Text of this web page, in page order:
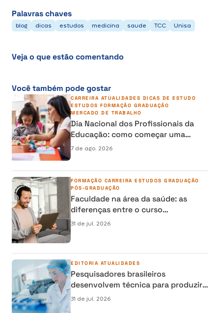
Palavras chaves
blog dicas estudos medicina saude TCC Unisa
Veja o que estão comentando
Você também pode gostar
CARREIRA ATUALIDADES DICAS DE ESTUDO
ESTUDOS FORMAÇÃO GRADUAÇÃO
MERCADO DE TRABALHO
Dia Nacional dos Profissionais da
Educação: como começar uma
carreira na área da Educação
7 de ago. 2026
FORMAÇÃO CARREIRA ESTUDOS GRADUAÇÃO
PÓS-GRADUAÇÃO
Faculdade na área da saúde: as
diferenças entre o curso
semipresencial, presencial e EAD
31 de jul. 2026
EDITORIA ATUALIDADES
Pesquisadores brasileiros
desenvolvem técnica para produzir
osso humano em laboratório e
31 de jul. 2026